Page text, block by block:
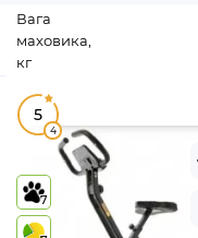
Вага
маховика,
кг
5
4
7